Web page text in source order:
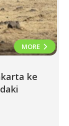
MORE
ke